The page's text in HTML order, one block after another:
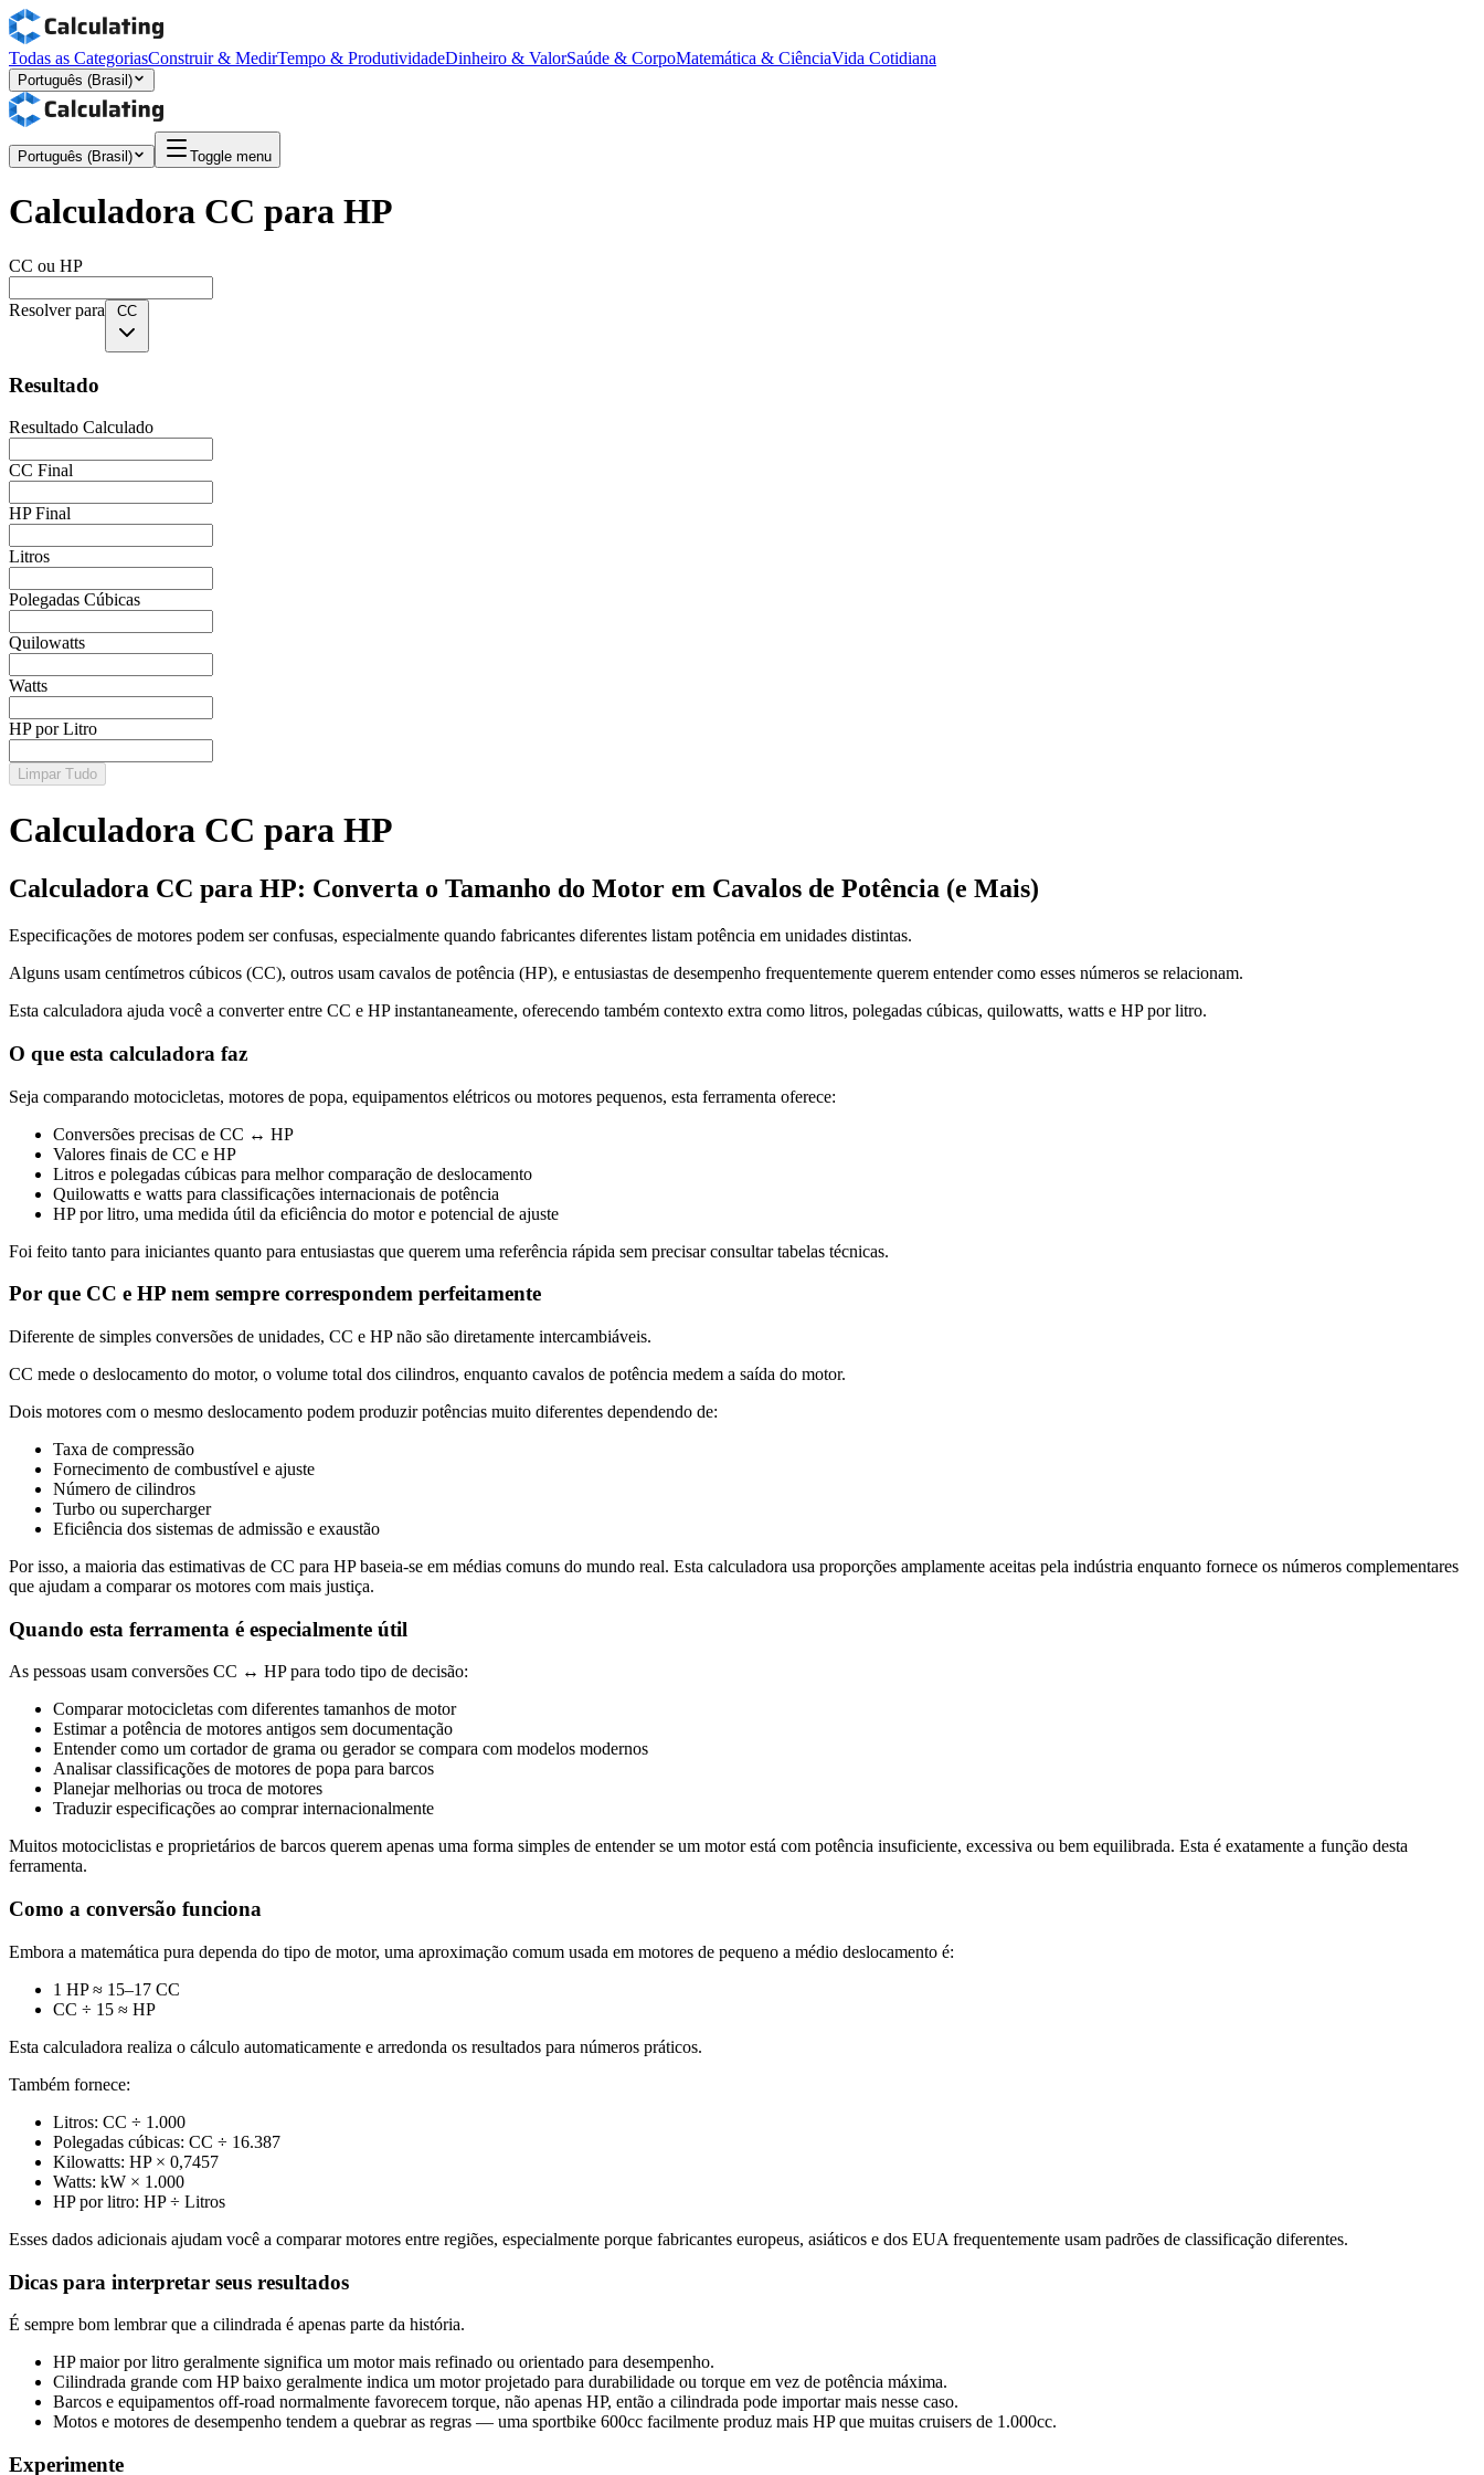
Todas as CategoriasConstruir & MedirTempo & ProdutividadeDinheiro & ValorSaúde & CorpoMatemática & CiênciaVida Cotidiana
Português (Brasil)
Português (Brasil) Toggle menu
Calculadora CC para HP
CC ou HP
Resolver para CC
Resultado
Resultado Calculado
CC Final
HP Final
Litros
Polegadas Cúbicas
Quilowatts
Watts
HP por Litro
Limpar Tudo
Calculadora CC para HP
Calculadora CC para HP: Converta o Tamanho do Motor em Cavalos de Potência (e Mais)
Especificações de motores podem ser confusas, especialmente quando fabricantes diferentes listam potência em unidades distintas.
Alguns usam centímetros cúbicos (CC), outros usam cavalos de potência (HP), e entusiastas de desempenho frequentemente querem entender como esses números se relacionam.
Esta calculadora ajuda você a converter entre CC e HP instantaneamente, oferecendo também contexto extra como litros, polegadas cúbicas, quilowatts, watts e HP por litro.
O que esta calculadora faz
Seja comparando motocicletas, motores de popa, equipamentos elétricos ou motores pequenos, esta ferramenta oferece:
Conversões precisas de CC ↔ HP
Valores finais de CC e HP
Litros e polegadas cúbicas para melhor comparação de deslocamento
Quilowatts e watts para classificações internacionais de potência
HP por litro, uma medida útil da eficiência do motor e potencial de ajuste
Foi feito tanto para iniciantes quanto para entusiastas que querem uma referência rápida sem precisar consultar tabelas técnicas.
Por que CC e HP nem sempre correspondem perfeitamente
Diferente de simples conversões de unidades, CC e HP não são diretamente intercambiáveis.
CC mede o deslocamento do motor, o volume total dos cilindros, enquanto cavalos de potência medem a saída do motor.
Dois motores com o mesmo deslocamento podem produzir potências muito diferentes dependendo de:
Taxa de compressão
Fornecimento de combustível e ajuste
Número de cilindros
Turbo ou supercharger
Eficiência dos sistemas de admissão e exaustão
Por isso, a maioria das estimativas de CC para HP baseia-se em médias comuns do mundo real. Esta calculadora usa proporções amplamente aceitas pela indústria enquanto fornece os números complementares
que ajudam a comparar os motores com mais justiça.
Quando esta ferramenta é especialmente útil
As pessoas usam conversões CC ↔ HP para todo tipo de decisão:
Comparar motocicletas com diferentes tamanhos de motor
Estimar a potência de motores antigos sem documentação
Entender como um cortador de grama ou gerador se compara com modelos modernos
Analisar classificações de motores de popa para barcos
Planejar melhorias ou troca de motores
Traduzir especificações ao comprar internacionalmente
Muitos motociclistas e proprietários de barcos querem apenas uma forma simples de entender se um motor está com potência insuficiente, excessiva ou bem equilibrada. Esta é exatamente a função desta
ferramenta.
Como a conversão funciona
Embora a matemática pura dependa do tipo de motor, uma aproximação comum usada em motores de pequeno a médio deslocamento é:
1 HP ≈ 15–17 CC
CC ÷ 15 ≈ HP
Esta calculadora realiza o cálculo automaticamente e arredonda os resultados para números práticos.
Também fornece:
Litros: CC ÷ 1.000
Polegadas cúbicas: CC ÷ 16.387
Kilowatts: HP × 0,7457
Watts: kW × 1.000
HP por litro: HP ÷ Litros
Esses dados adicionais ajudam você a comparar motores entre regiões, especialmente porque fabricantes europeus, asiáticos e dos EUA frequentemente usam padrões de classificação diferentes.
Dicas para interpretar seus resultados
É sempre bom lembrar que a cilindrada é apenas parte da história.
HP maior por litro geralmente significa um motor mais refinado ou orientado para desempenho.
Cilindrada grande com HP baixo geralmente indica um motor projetado para durabilidade ou torque em vez de potência máxima.
Barcos e equipamentos off-road normalmente favorecem torque, não apenas HP, então a cilindrada pode importar mais nesse caso.
Motos e motores de desempenho tendem a quebrar as regras — uma sportbike 600cc facilmente produz mais HP que muitas cruisers de 1.000cc.
Experimente